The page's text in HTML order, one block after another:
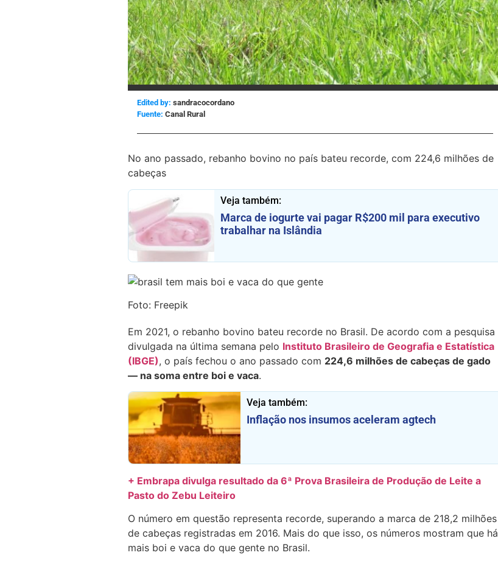
Edited by: sandracocordano
Canal Rural
No ano passado, rebanho bovino no país bateu recorde, com 224,6 milhões de
cabeças
Veja também:
Marca de iogurte vai pagar R$200 mil para executivo
trabalhar na Islândia
Foto: Freepik
Em 2021, o rebanho bovino bateu recorde no Brasil. De acordo com a pesquisa
divulgada na última semana pelo Instituto Brasileiro de Geografia e Estatística
(IBGE), o país fechou o ano passado com 224,6 milhões de cabeças de gado
— na soma entre boi e vaca.
Veja também:
Inflação nos insumos aceleram agtech
+ Embrapa divulga resultado da 6ª Prova Brasileira de Produção de Leite a
Pasto do Zebu Leiteiro
O número em questão representa recorde, superando a marca de 218,2 milhões
de cabeças registradas em 2016. Mais do que isso, os números mostram que há
mais boi e vaca do que gente no Brasil.